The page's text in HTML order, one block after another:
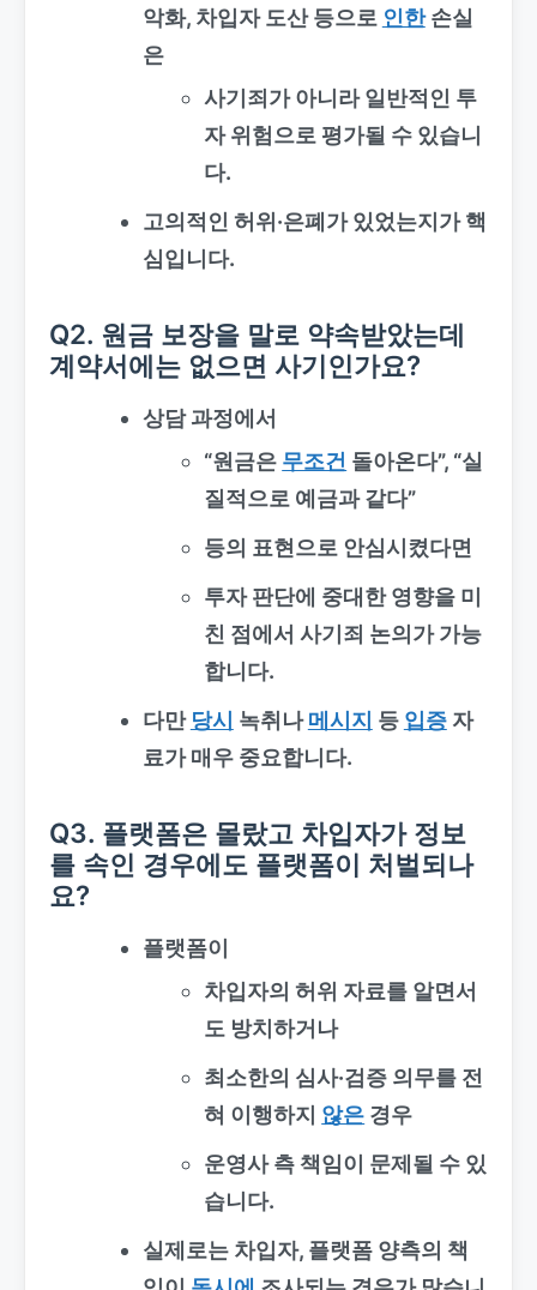
악화, 차입자 도산 등으로 인한손실
은
사기죄가 아니라 일반적인 투
자 위험으로 평가될 수 있습니
다.
고의적인 허위·은폐 가 있었는지가 핵
심입니다.
Q2. 원금 보장을 말로 약속받았는데
계약서에는 없으면 사기인가요?
상담 과정에서
“원금은 무조건 돌아온다”, “실
질적으로 예금과 같다”
등의 표현으로 안심시켰다면
투자 판단에 중대한 영향을 미
친 점에서 사기죄 논의가 가능
합니다.
다만 당시 녹취나메시지 등 입증자
료가 매우 중요합니다.
Q3. 플랫폼은 몰랐고 차입자가 정보
를 속인 경우에도 플랫폼이 처벌되나
요?
플랫폼이
차입자의 허위 자료를 알면서
도 방치하거나
최소한의 심사·검증 의무를 전
혀 이행하지 않은 경우
운영사 측 책임이 문제될 수 있
습니다.
실제로는 차입자, 플랫폼 양측의 책